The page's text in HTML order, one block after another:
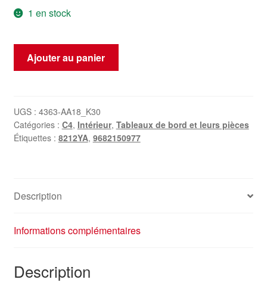
1 en stock
quantité
Citroën
C4
9682150977
Ajouter au panier
UGS : 4363-AA18_K30
Catégories : C4, Intérieur, Tableaux de bord et leurs pièces
Étiquettes : 8212YA, 9682150977
Description
Informations complémentaires
Description